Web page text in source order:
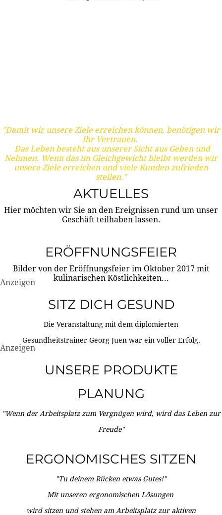
"Damit wir unsere Ziele erreichen können, benötigen wir
Ihr Vertrauen.
Das Leben besteht aus unserer Sicht aus Geben und
Nehmen. Wenn das im Gleichgewicht bleibt werden wir
unsere Ziele erreichen und viele Kunden zufrieden
stellen."
AKTUELLES
Hier möchten wir Sie an den Ereignissen rund um unser
Geschäft teilhaben lassen.
ERÖFFNUNGSFEIER
Bilder von der Eröffnungsfeier im Oktober 2017 mit
kulinarischen Köstlichkeiten...
Anzeigen
SITZ DICH GESUND
Die Veranstaltung mit dem diplomierten
Gesundheitstrainer Georg Juen war ein voller Erfolg.
Anzeigen
UNSERE PRODUKTE
PLANUNG
"Wenn der Arbeitsplatz zum Vergnügen wird, wird das Leben zur
Freude"
ERGONOMISCHES SITZEN
"Tu deinem Rücken etwas Gutes!"
Mit unseren ergonomischen Lösungen
wird sitzen und stehen am Arbeitsplatz zur aktiven